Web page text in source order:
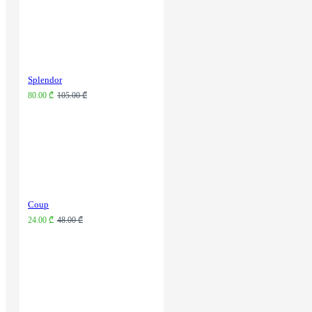
Splendor
80.00 ₾ 105.00 ₾
Coup
24.00 ₾ 48.00 ₾